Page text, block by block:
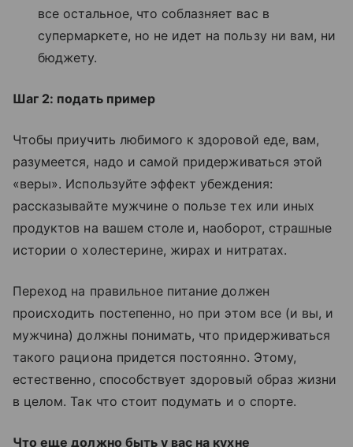
все остальное, что соблазняет вас в
супермаркете, но не идет на пользу ни вам, ни
бюджету.
Шаг 2: подать пример
Чтобы приучить любимого к здоровой еде, вам,
разумеется, надо и самой придерживаться этой
«веры». Используйте эффект убеждения:
рассказывайте мужчине о пользе тех или иных
продуктов на вашем столе и, наоборот, страшные
истории о холестерине, жирах и нитратах.
Переход на правильное питание должен
происходить постепенно, но при этом все (и вы, и
мужчина) должны понимать, что придерживаться
такого рациона придется постоянно. Этому,
естественно, способствует здоровый образ жизни
в целом. Так что стоит подумать и о спорте.
Что еще должно быть у вас на кухне